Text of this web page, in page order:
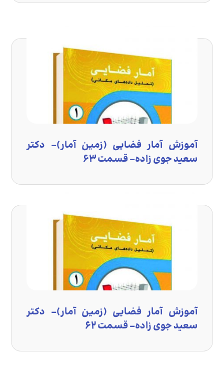
آموزش آمار فضایی (زمین آمار)- دکتر
سعید جوی زاده- قسمت ۶۳
آموزش آمار فضایی (زمین آمار)- دکتر
سعید جوی زاده- قسمت ۶۲